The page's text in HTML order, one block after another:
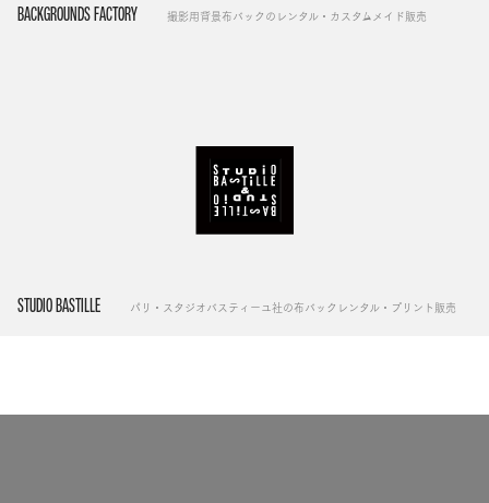
BACKGROUNDS FACTORY 撮影用背景布バックのレンタル・カスタムメイド販売
STUDIO BASTILLE パリ・スタジオバスティーユ社の布バックレンタル・プリント販売